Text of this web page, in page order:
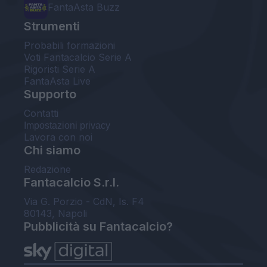
FantaAsta Buzz
Strumenti
Probabili formazioni
Voti Fantacalcio Serie A
Rigoristi Serie A
FantaAsta Live
Supporto
Contatti
Impostazioni privacy
Lavora con noi
Chi siamo
Redazione
Fantacalcio S.r.l.
Via G. Porzio - CdN, Is. F4
80143, Napoli
Pubblicità su Fantacalcio?